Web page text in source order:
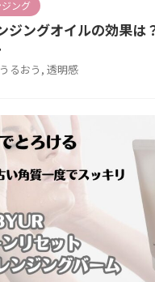
ング
ジングオイルの効果は
うるおう , 透明感